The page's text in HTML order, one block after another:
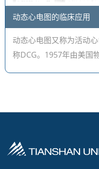
动态心电图的临床应用
动态心电图又称为活动
称DCG。1957年由美国